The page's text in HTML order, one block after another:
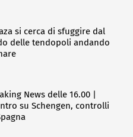
si cerca di sfuggire dal
delle tendopoli andando
News delle 16.00 |
su Schengen, controlli